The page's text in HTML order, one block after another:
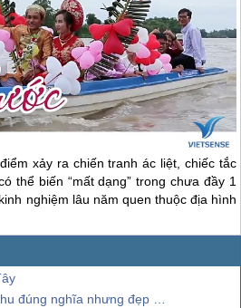
xảy ra chiến tranh ác liệt, chiếc tắc
thể biến “mất dạng” trong chưa đầy 1
nghiệm lâu năm quen thuộc địa hình
nhưng đẹp miên man mùa nước nổi